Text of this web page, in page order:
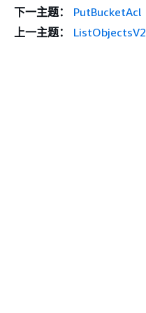
下一主题：
PutBucketAcl
上一主题：
ListObjectsV2